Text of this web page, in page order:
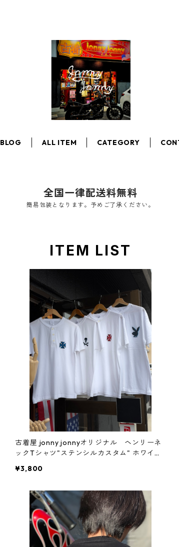
BLOG ALL ITEM CATEGORY
全国一律配送料無料
簡易包装となります。予めご了承ください。
ITEM LIST
古着屋 jonny jonnyオリジナル ヘンリーネ
ックTシャツ"ステンシルカスタム" ホワイ
ヴィンテージライク ビンテージ M L XL ハ
ル PLAYBOY アイアンクロス ルード
¥3,800